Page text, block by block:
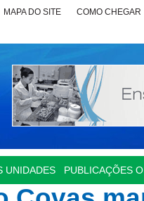
MAPA DO SITE COMO CHEGAR
UNIDADES PUBLICAÇÕES